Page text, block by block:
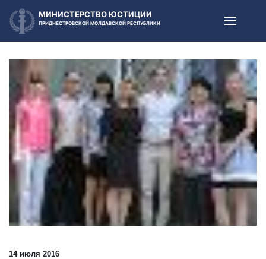
МИНИСТЕРСТВО ЮСТИЦИИ
ПРИДНЕСТРОВСКОЙ МОЛДАВСКОЙ РЕСПУБЛИКИ
14 июля 2016